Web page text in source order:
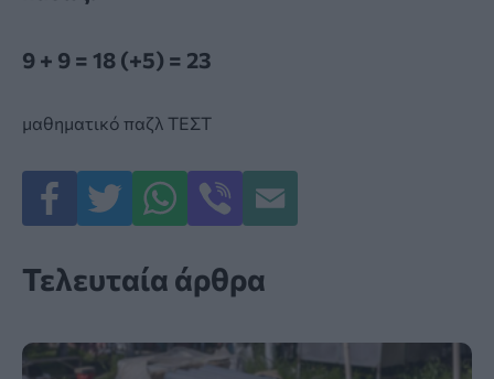
9 + 9 = 18 (+5) = 23
μαθηματικό παζλ ΤΕΣΤ
Τελευταία άρθρα